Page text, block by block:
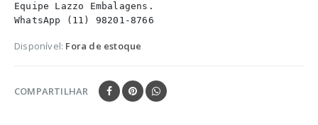
Equipe Lazzo Embalagens.
WhatsApp (11) 98201-8766
Disponível: Fora de estoque
COMPARTILHAR